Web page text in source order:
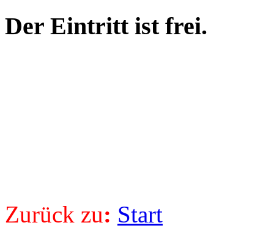
Der Eintritt ist frei.
Zurück zu: Start